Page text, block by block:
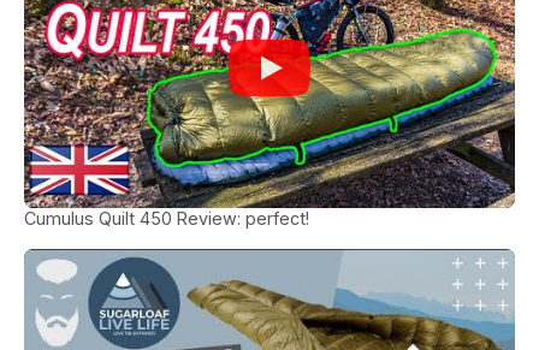
Cumulus Quilt 450 Review: perfect!